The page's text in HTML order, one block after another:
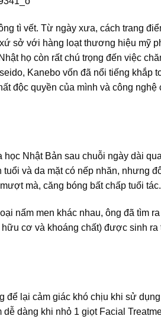
tì vết. Từ ngày xưa, cách trang
sở với hàng loạt thương hiệu mỹ
họ còn rất chú trọng đến việc
Kanebo vốn đã nổi tiếng khắp
độc quyền của mình và công nghệ
Nhật Bản sau chuỗi ngày dài
và da mặt có nếp nhăn, nhưng
mà, căng bóng bất chấp tuổi tác.
nấm men khác nhau, ông đã tìm
cơ và khoáng chất) được sinh ra
để lại cảm giác khó chịu khi sử
dàng khi nhỏ 1 giọt Facial